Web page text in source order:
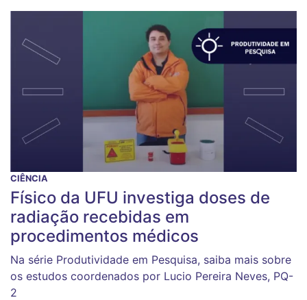
CIÊNCIA
Físico da UFU investiga doses de
radiação recebidas em
procedimentos médicos
Na série Produtividade em Pesquisa, saiba mais sobre
os estudos coordenados por Lucio Pereira Neves, PQ-
2